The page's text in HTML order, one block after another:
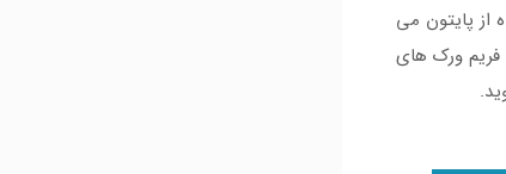
از پایتون می
فریم ورک های